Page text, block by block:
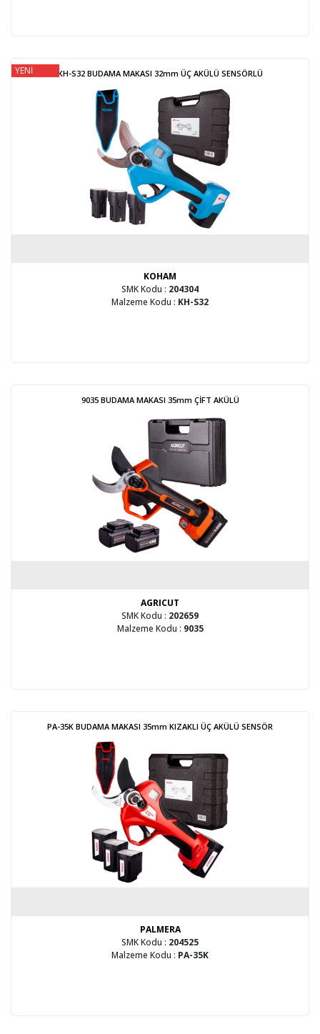
YENİ KH-S32 BUDAMA MAKASI 32mm ÜÇ AKÜLÜ SENSÖRLÜ
KOHAM
SMK Kodu : 204304
Malzeme Kodu : KH-S32
9035 BUDAMA MAKASI 35mm ÇİFT AKÜLÜ
AGRICUT
SMK Kodu : 202659
Malzeme Kodu : 9035
PA-35K BUDAMA MAKASI 35mm KIZAKLI ÜÇ AKÜLÜ SENSÖR
PALMERA
SMK Kodu : 204525
Malzeme Kodu : PA-35K